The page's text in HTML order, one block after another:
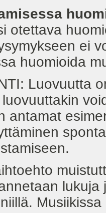
otettava
ei
huomioida
Luovuutta
antamat